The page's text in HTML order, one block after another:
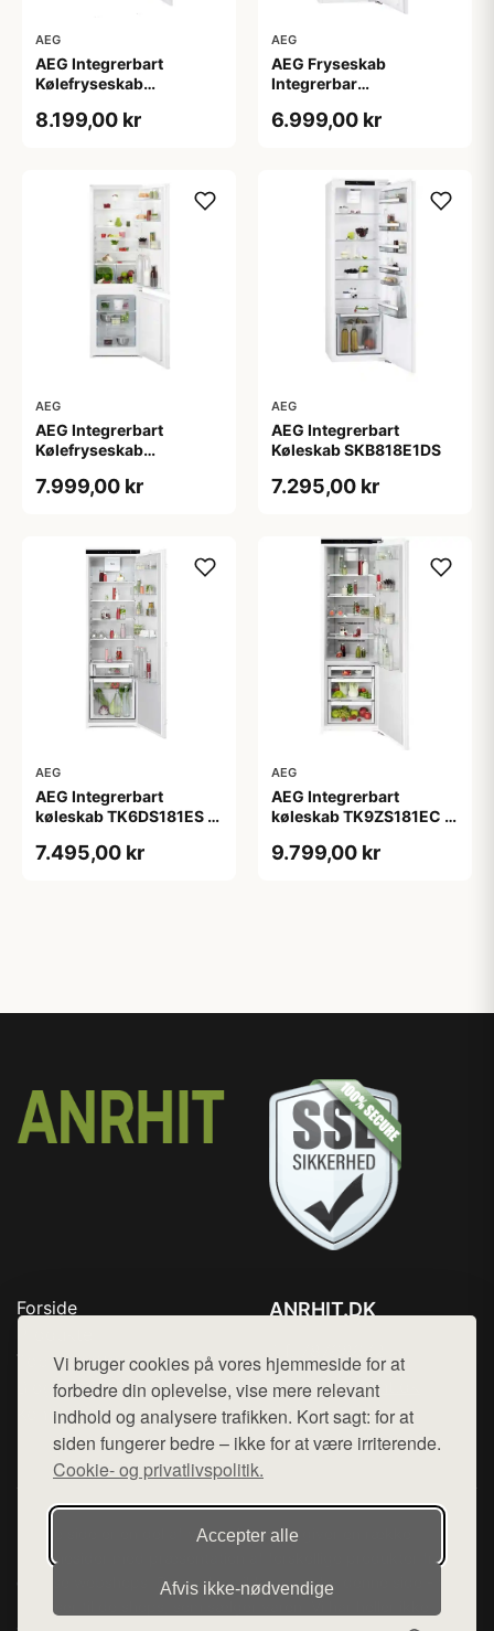
Vi bruger cookies på vores hjemmeside for at
forbedre din oplevelse, vise mere relevant
indhold og analysere trafikken. Kort sagt: for at
siden fungerer bedre – ikke for at være irriterende.
Cookie- og privatlivspolitik.
Accepter alle
Afvis ikke‑nødvendige
AEG
AEG Integrerbart
Kølefryseskab
garanti
8.199,00 kr
AEG
AEG Fryseskab
Integrerbar
garanti
6.999,00 kr
AEG
AEG Integrerbart
Kølefryseskab
garanti
7.999,00 kr
AEG
AEG Integrerbart
Køleskab SKB818E1DS
7.295,00 kr
AEG
AEG Integrerbart
køleskab TK6DS181ES -
7.495,00 kr
AEG
AEG Integrerbart
køleskab TK9ZS181EC -
9.799,00 kr
Forside
Top Rabatter
Blog
Kontakt
ANRHIT.DK
Mail: hej@want.dk
Cookie- og privatlivspolitik
Denne side er en del af want.dk, der udgiver en række
hjemmesider med præsentation af forskellige produkter fra
diverse webshops. Der sælges ikke varer fra denne side - vi